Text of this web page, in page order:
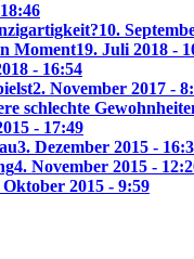
10.
Moment19. Juli 2018 -
- 16:54
2. November 2017 -
schlechte
- 17:49
3. Dezember 2015 -
4. November 2015 -
Oktober 2015 - 9:59